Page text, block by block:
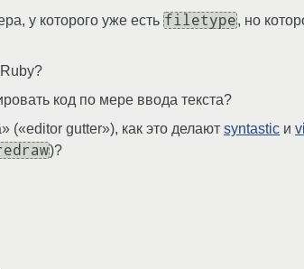
у которого уже есть filetype, но
код по мере ввода текста?
(«editor gutter»), как это делают syntastic и
)?